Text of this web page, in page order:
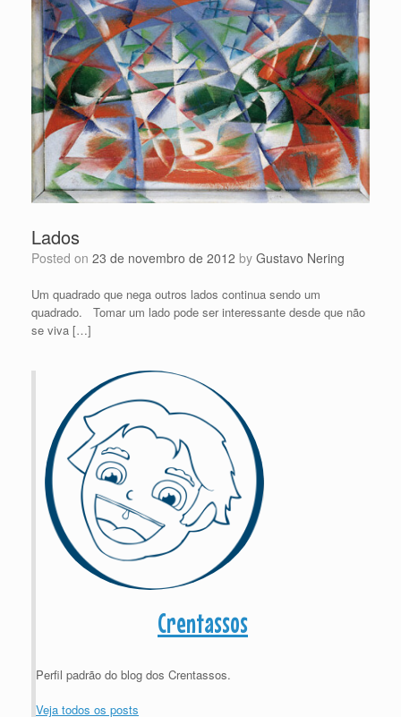
Lados
Posted on 23 de novembro de 2012 by Gustavo Nering
Um quadrado que nega outros lados continua sendo um
quadrado. Tomar um lado pode ser interessante desde que não
se viva […]
Crentassos
Perfil padrão do blog dos Crentassos.
Veja todos os posts